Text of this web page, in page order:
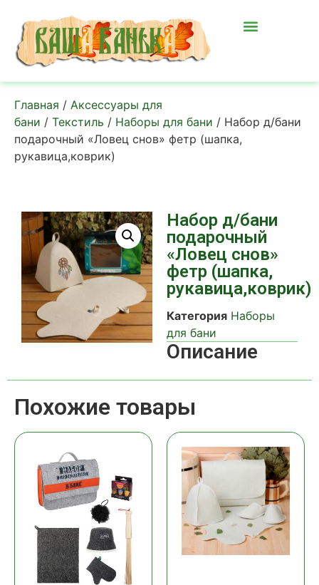
Главная / Аксессуары для
бани / Текстиль / Наборы для бани / Набор д/бани
подарочный «Ловец снов» фетр (шапка,
рукавица,коврик)
Набор д/бани
подарочный
«Ловец снов»
фетр (шапка,
рукавица,коврик)
Категория Наборы
для бани
Описание
Похожие товары